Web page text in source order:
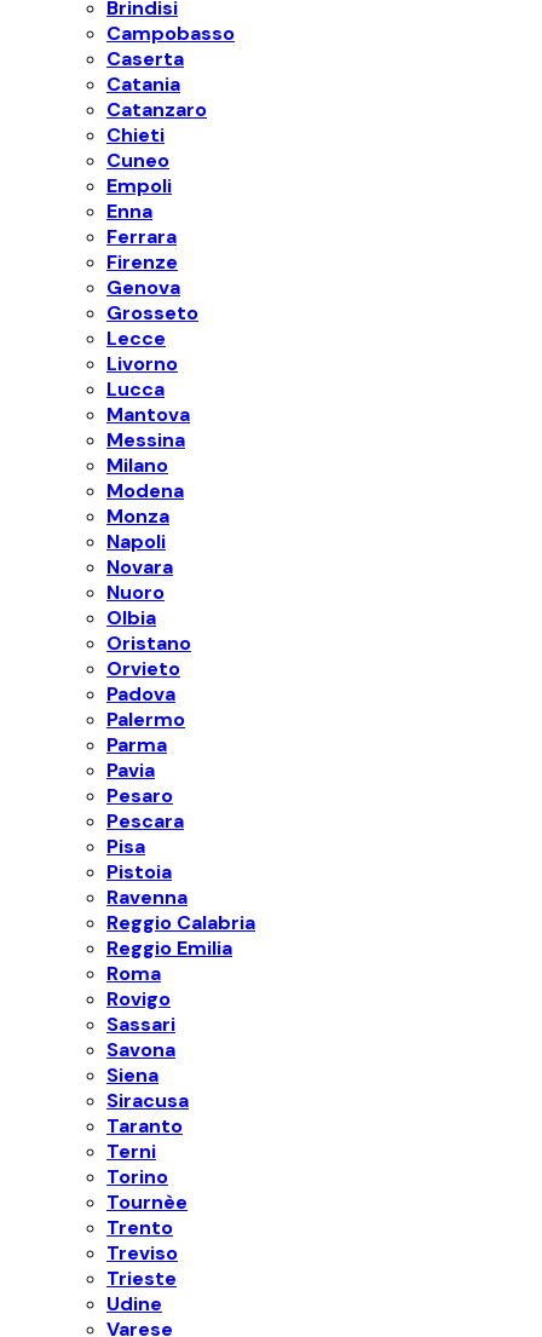
Brindisi
Campobasso
Caserta
Catania
Catanzaro
Chieti
Cuneo
Empoli
Enna
Ferrara
Firenze
Genova
Grosseto
Lecce
Livorno
Lucca
Mantova
Messina
Milano
Modena
Monza
Napoli
Novara
Nuoro
Olbia
Oristano
Orvieto
Padova
Palermo
Parma
Pavia
Pesaro
Pescara
Pisa
Pistoia
Ravenna
Reggio Calabria
Reggio Emilia
Roma
Rovigo
Sassari
Savona
Siena
Siracusa
Taranto
Terni
Torino
Tournèe
Trento
Treviso
Trieste
Udine
Varese